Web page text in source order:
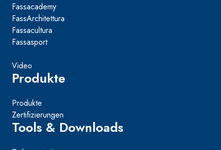
Fassacademy
FassArchitettura
Fassacultura
Fassasport
Video
Produkte
Produkte
Zertifizierungen
Tools & Downloads